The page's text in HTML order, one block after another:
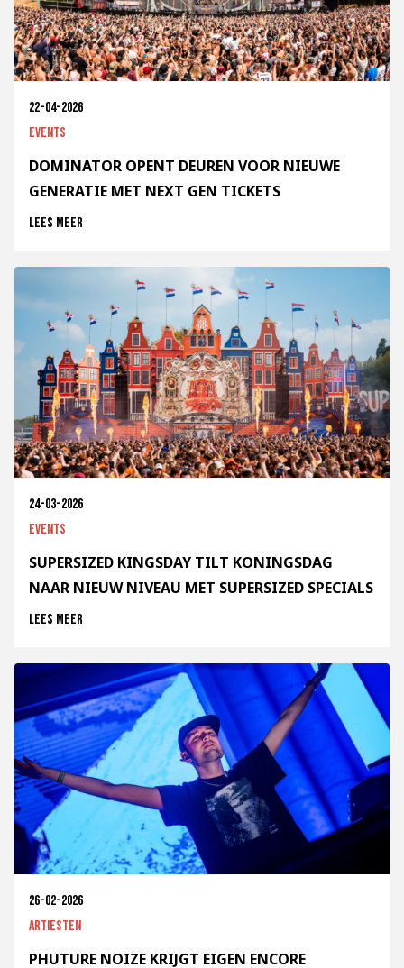
22-04-2026
Events
DOMINATOR OPENT DEUREN VOOR NIEUWE
GENERATIE MET NEXT GEN TICKETS
Lees meer
24-03-2026
Events
SUPERSIZED KINGSDAY TILT KONINGSDAG
NAAR NIEUW NIVEAU MET SUPERSIZED SPECIALS
Lees meer
26-02-2026
Artiesten
PHUTURE NOIZE KRIJGT EIGEN ENCORE